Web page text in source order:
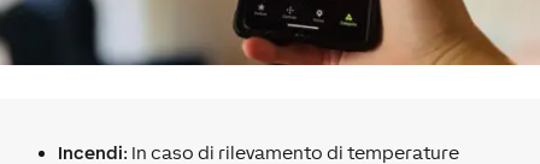
Incendi: In caso di rilevamento di temperature